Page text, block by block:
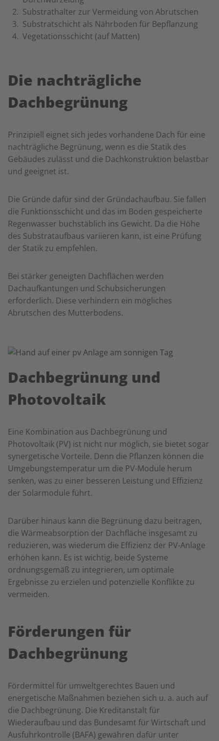
Substrathalter zur Vermeidung von Abrutschen
Substratschicht als Nährboden für Bepflanzung
Vegetationsschicht (auf Matten)
Die nachträgliche
Dachbegrünung
Prinzipiell eignet sich jedes vorhandene Dach für eine
nachträgliche Begrünung, wenn es die Statik des
Gebäudes zulässt und die Dachkonstruktion belastbar
und geeignet ist.
Die Gründe dafür sind der Gründachaufbau. Sie fallen
die Funktionsschicht und das im Boden gespeicherte
Regenwasser buchstäblich ins Gewicht. Da die Höhe
des Substrataufbaus variieren kann, ist eine Prüfung
der Statik zu empfehlen.
Bei stärker geneigten Dachflächen werden
Dachaufkantungen und Schubsicherungen
erforderlich. Diese verhindern ein mögliches
Abrutschen des Mutterbodens.
Dachbegrünung und
Photovoltaik
Eine Kombination aus Dachbegrünung und
Photovoltaik (PV) ist nicht nur möglich, sie bietet sogar
synergetische Vorteile. Denn die Pflanzen können die
Umgebungstemperatur um die PV-Module herum
senken, was zu einer besseren Leistung und Effizienz
der Solarmodule führt.
Darüber hinaus kann die Begrünung dazu beitragen,
die Wärmeabsorption der Dachfläche insgesamt zu
reduzieren, was wiederum die Effizienz der PV-Anlage
erhöhen kann. Es ist wichtig, beide Systeme
ordnungsgemäß zu integrieren, um optimale
Ergebnisse zu erzielen und potenzielle Konflikte zu
vermeiden.
Förderungen für
Dachbegrünung
Fördermittel für umweltgerechtes Bauen und
energetische Maßnahmen beziehen sich u. a. auch auf
die Dachbegrünung. Die Kreditanstalt für
Wiederaufbau und das Bundesamt für Wirtschaft und
Ausfuhrkontrolle (BAFA) gewähren dafür unter